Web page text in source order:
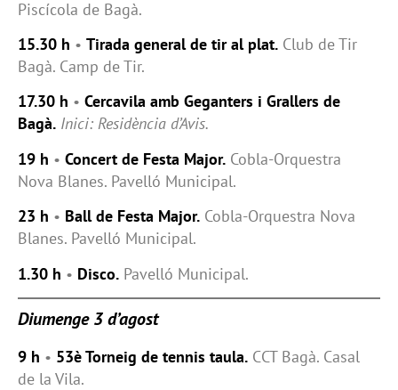
Piscícola de Bagà.
15.30 h • Tirada general de tir al plat. Club de Tir
Bagà. Camp de Tir.
17.30 h • Cercavila amb Geganters i Grallers de
Bagà. Inici: Residència d’Avis.
19 h • Concert de Festa Major. Cobla-Orquestra
Nova Blanes. Pavelló Municipal.
23 h • Ball de Festa Major. Cobla-Orquestra Nova
Blanes. Pavelló Municipal.
1.30 h • Disco. Pavelló Municipal.
Diumenge 3 d’agost
9 h • 53è Torneig de tennis taula. CCT Bagà. Casal
de la Vila.